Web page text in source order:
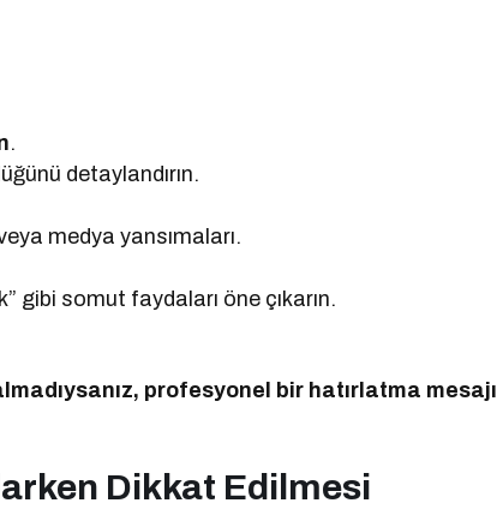
.
detaylandırın.
medya yansımaları.
gibi somut faydaları öne çıkarın.
profesyonel bir hatırlatma mesajı
Dikkat Edilmesi